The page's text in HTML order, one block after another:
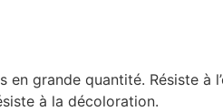
grande quantité. Résiste à
à la décoloration.